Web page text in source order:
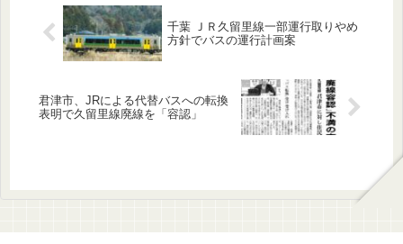
千葉 ＪＲ久留里線一部運行取りやめ
方針でバスの運行計画案
君津市、JRによる代替バスへの転換
表明で久留里線廃線を「容認」